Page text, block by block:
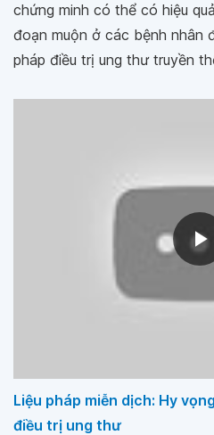
chứng minh có thể có hiệu
đoạn muộn ở các bệnh nhân
pháp điều trị ung thư truyền
Liệu pháp miễn dịch: Hy
điều trị ung thư